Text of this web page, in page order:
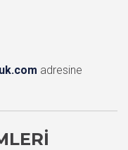
adresine